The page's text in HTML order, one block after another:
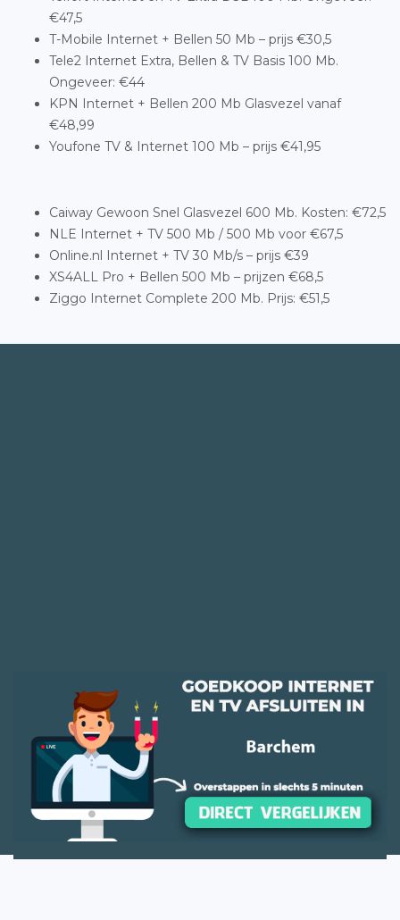
€47,5
T-Mobile Internet + Bellen 50 Mb – prijs €30,5
Tele2 Internet Extra, Bellen & TV Basis 100 Mb.
Ongeveer: €44
KPN Internet + Bellen 200 Mb Glasvezel vanaf
€48,99
Youfone TV & Internet 100 Mb – prijs €41,95
Caiway Gewoon Snel Glasvezel 600 Mb. Kosten: €72,5
NLE Internet + TV 500 Mb / 500 Mb voor €67,5
Online.nl Internet + TV 30 Mb/s – prijs €39
XS4ALL Pro + Bellen 500 Mb – prijzen €68,5
Ziggo Internet Complete 200 Mb. Prijs: €51,5